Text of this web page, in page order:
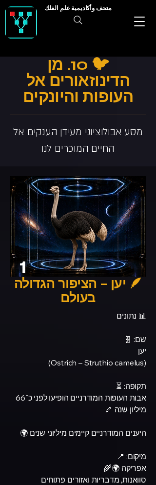
متحف وأكاديمية علم الفلك
🐦 10. מן
הדינוזאורים אל
העופות והיונקים
מסע אבולוציוני מעידן הענקים אל
החיים המוכרים לנו
1
🪶 יען – הציפור הגדולה
בעולם
📊 נתונים
שם: 🧬
יען
(Ostrich – Struthio camelus)
תקופה: ⏳
אבות העופות המודרניים הופיעו לפני כ־66
מיליון שנה 🦴
היענים המודרניים קיימים מיליוני שנים 🌍
מיקום: 📍
אפריקה 🌍🌾
סוואנות, מדבריות ואזורים פתוחים